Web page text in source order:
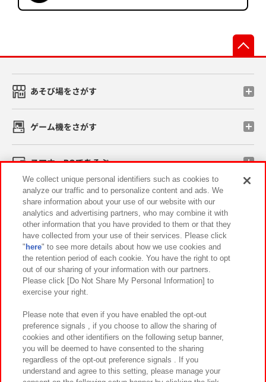
あそび場をさがす
ゲーム機をさがす
スマホ・PCであそぶ
イベント・キャンペーン
関連会社 サステナビリティ サイトポリシー
プライバシーポリシー ウェブアクセシビリティ方針と検証結果
お取引先さまとともに
カスタマーハラスメント対応方針 よくあるご質問・お問い合わせ
We collect unique personal identifiers such as cookies to
analyze our traffic and to personalize content and ads. We
share information about your use of our website with our
analytics and advertising partners, who may combine it with
other information that you have provided to them or that they
have collected from your use of their services. Please click
" here" to see more details about how we use cookies and
the retention period of each cookie. You have the right to opt
out of our sharing of your information with our partners.
Please click [Do Not Share My Personal Information] to
exercise your right.
Please note that even if you have enabled the opt-out
preference signals , if you choose to allow the sharing of
cookies and other identifiers on the following setup banner,
you will be deemed to have consented to the sharing
regardless of the opt-out preference signals . If you
understand and agree to this setting, please manage your